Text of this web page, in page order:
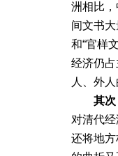
洲相比
间文书
和“官样
经济仍
人、外
其次
对清代
还将地